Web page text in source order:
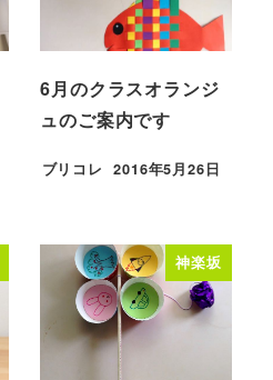
6月のクラスオランジ
ュのご案内です
ブリコレ
投稿日
2016年5月26日
神楽坂